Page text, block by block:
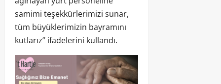
samimi teşekkürlerimizi sunar,
tüm büyüklerimizin bayramını
kutlarız” ifadelerini kullandı.